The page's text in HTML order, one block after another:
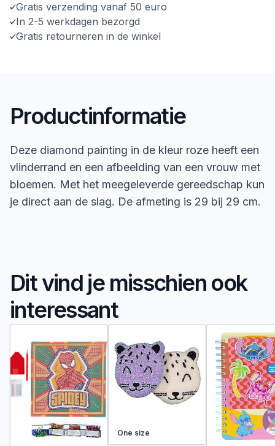
Gratis verzending vanaf 50 euro
In 2-5 werkdagen bezorgd
Gratis retourneren in de winkel
Productinformatie
Deze diamond painting in de kleur roze heeft een
vlinderrand en een afbeelding van een vrouw met
bloemen. Met het meegeleverde gereedschap kun
je direct aan de slag. De afmeting is 29 bij 29 cm.
Dit vind je misschien ook
interessant
One size